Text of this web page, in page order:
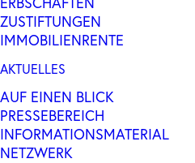
ZUSTIFTUNGEN
IMMOBILIENRENTE
AKTUELLES
AUF EINEN BLICK
PRESSEBEREICH
INFORMATIONSMATERIAL
NETZWERK